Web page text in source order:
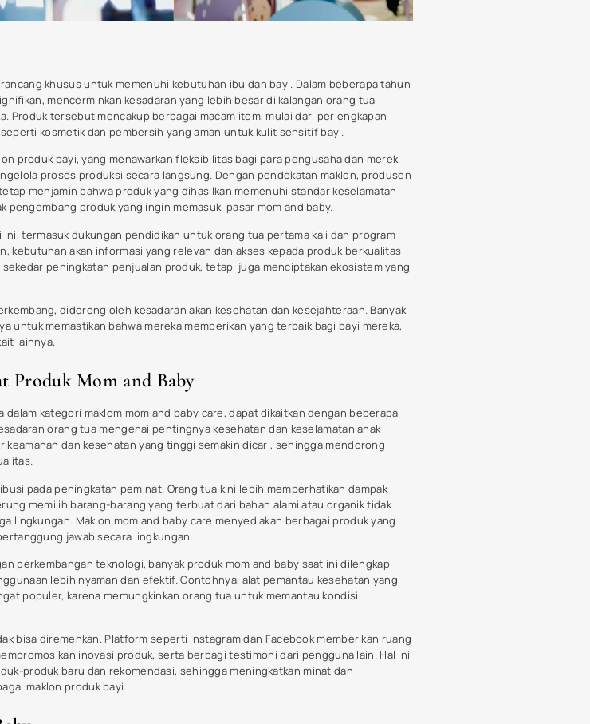
jawab secara lingkungan.
lebih nyaman dan efektif. Contohnya, alat pemantau kesehatan yang
bisa diremehkan. Platform seperti Instagram dan Facebook memberikan ruang
inovasi produk, serta berbagi testimoni dari pengguna lain. Hal ini
maklon produk bayi.
mengalami transformasi yang signifikan, berkat munculnya berbagai
and baby saat ini tidak hanya berfokus pada fungsi dasar, namun juga pada
tren yang paling menonjol adalah peningkatan permintaan terhadap produk
bayi yang terbuat dari bahan alami dan biodegradable, yang tidak hanya baik
penting dalam produk mom and baby. Misalnya, penggunaan aplikasi untuk
Produk yang dilengkapi dengan fitur seperti sensor pintar dan konektivitas
Baby dan Pampers telah mulai menawarkan rangkaian produk yang lebih
produk bayi yang memberikan paduan antara performa dan keamanan
informasi mengenai anya produk mom and baby, orang tua kini lebih
tren baru di industri ini.
Tepat
bagi setiap orang tua. Seiring dengan meningkatnya minat terhadap
tips yang dapat membantu dalam memilih produk yang tepat.
Pastikan produk yang dipilih telah melalui uji coba dan mendapatkan sertifikasi
Ulasan dari pengguna lain dapat memberikan gambaran tentang
berbagai sumber ulasan dan cari tahu pengalaman orang tua lain terkait